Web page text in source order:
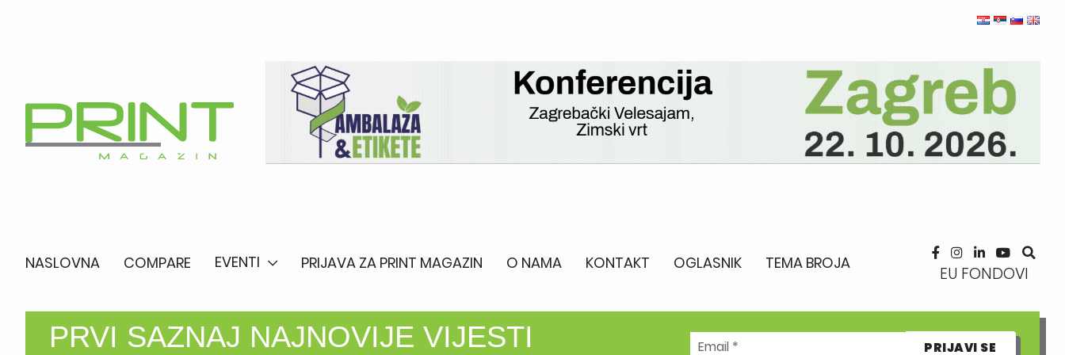
NASLOVNA COMPARE EVENTI PRIJAVA ZA PRINT MAGAZIN O NAMA KONTAKT OGLASNIK TEMA BROJA
EU FONDOVI
PRVI SAZNAJ NAJNOVIJE VIJESTI